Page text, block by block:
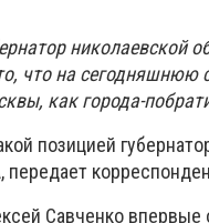
николаевской
что на сегодняшнюю
как города-
позицией
передает
Савченко впервые